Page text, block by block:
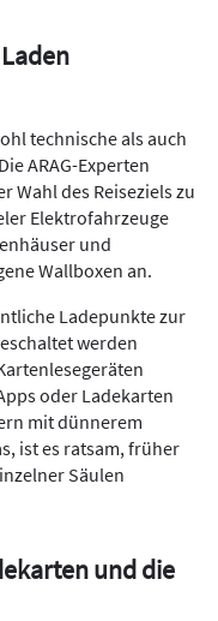
technische als auch
ARAG-Experten
Wahl des Reiseziels zu
Elektrofahrzeuge
und
Wallboxen an.
Ladepunkte zur
werden
oder Ladekarten
mit dünnerem
ist es ratsam, früher
Säulen
und die